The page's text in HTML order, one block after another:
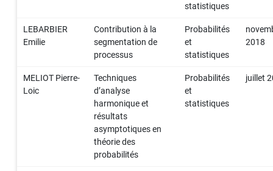
statistiques
LEBARBIER
Emilie
Contribution à la
segmentation de
processus
Probabilités
et
statistiques
2018
MELIOT Pierre-
Loic
Techniques
d’analyse
harmonique et
résultats
asymptotiques en
théorie des
probabilités
Probabilités
et
statistiques
juillet